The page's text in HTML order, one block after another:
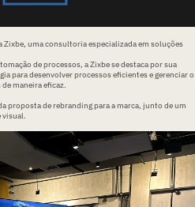
Zixbe, uma consultoria especializada em soluções
de processos, a Zixbe se destaca por sua
para desenvolver processos eficientes e gerenciar o
maneira eficaz.
proposta derebrandingpara a marca, junto de um
visual.